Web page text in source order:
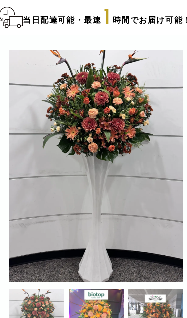
当日配達可能・最速 1 時間でお届け可能！
商品一覧カテゴリー
> フラワースタンド
> バルーンスタンド
> オーダーメイド
> バルーン＆ぬいぐるみアレンジメント
> 推し活フラワーバルーン
> オフィスグリーン特集
> サプライズ装飾・ホテル装飾
> バルーン装飾
> シャンパンタワー
> アーチ
> シャボンフラワー
サプライ
推し活用
口コミ・
FAX注文
後払い決
配達可能
スタッフ
biotopの
会社概要
採用情報